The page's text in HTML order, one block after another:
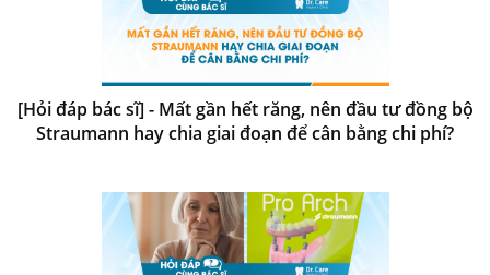
[Hỏi đáp bác sĩ] - Mất gần hết răng, nên đầu tư đồng bộ
Straumann hay chia giai đoạn để cân bằng chi phí?